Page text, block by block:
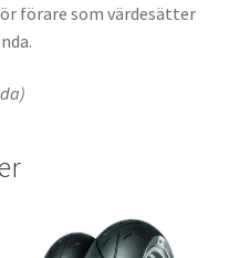
förare som värdesätter